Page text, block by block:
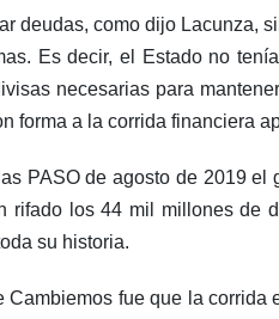
deudas, como dijo Lacunza,
Es decir, el Estado no
necesarias para
forma a la corrida financiera
PASO de agosto de 2019
rifado los 44 mil millones de
su historia.
Cambiemos fue que la